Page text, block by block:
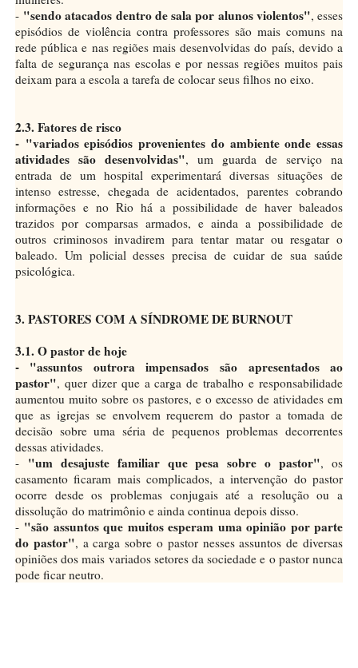
- "sendo atacados dentro de sala por alunos violentos", esses
episódios de violência contra professores são mais comuns na
rede pública e nas regiões mais desenvolvidas do país, devido a
falta de segurança nas escolas e por nessas regiões muitos pais
deixam para a escola a tarefa de colocar seus filhos no eixo.
2.3. Fatores de risco
- "variados episódios provenientes do ambiente onde essas
atividades são desenvolvidas", um guarda de serviço na
entrada de um hospital experimentará diversas situações de
intenso estresse, chegada de acidentados, parentes cobrando
informações e no Rio há a possibilidade de haver baleados
trazidos por comparsas armados, e ainda a possibilidade de
outros criminosos invadirem para tentar matar ou resgatar o
baleado. Um policial desses precisa de cuidar de sua saúde
psicológica.
3. PASTORES COM A SÍNDROME DE BURNOUT
3.1. O pastor de hoje
- "assuntos outrora impensados são apresentados ao
pastor", quer dizer que a carga de trabalho e responsabilidade
aumentou muito sobre os pastores, e o excesso de atividades em
que as igrejas se envolvem requerem do pastor a tomada de
decisão sobre uma séria de pequenos problemas decorrentes
dessas atividades.
- "um desajuste familiar que pesa sobre o pastor", os
casamento ficaram mais complicados, a intervenção do pastor
ocorre desde os problemas conjugais até a resolução ou a
dissolução do matrimônio e ainda continua depois disso.
- "são assuntos que muitos esperam uma opinião por parte
do pastor", a carga sobre o pastor nesses assuntos de diversas
opiniões dos mais variados setores da sociedade e o pastor nunca
pode ficar neutro.